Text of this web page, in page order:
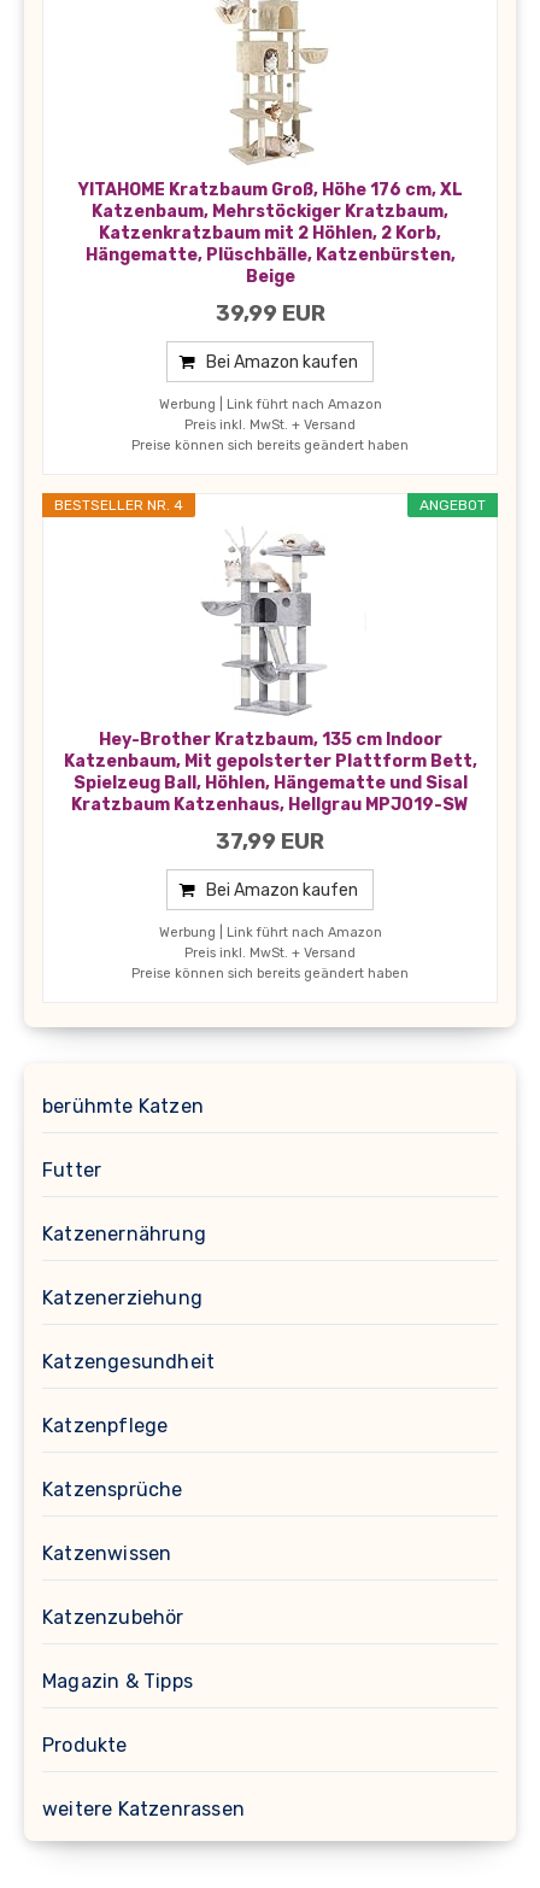
YITAHOME Kratzbaum Groß, Höhe 176 cm, XL
Katzenbaum, Mehrstöckiger Kratzbaum,
Katzenkratzbaum mit 2 Höhlen, 2 Korb,
Hängematte, Plüschbälle, Katzenbürsten,
Beige
39,99 EUR
Bei Amazon kaufen
Werbung | Link führt nach Amazon
Preis inkl. MwSt. + Versand
Preise können sich bereits geändert haben
ANGEBOT
BESTSELLER NR. 4
Hey-Brother Kratzbaum, 135 cm Indoor
Katzenbaum, Mit gepolsterter Plattform Bett,
Spielzeug Ball, Höhlen, Hängematte und Sisal
Kratzbaum Katzenhaus, Hellgrau MPJ019-SW
37,99 EUR
Bei Amazon kaufen
Werbung | Link führt nach Amazon
Preis inkl. MwSt. + Versand
Preise können sich bereits geändert haben
berühmte Katzen
Futter
Katzenernährung
Katzenerziehung
Katzengesundheit
Katzenpflege
Katzensprüche
Katzenwissen
Katzenzubehör
Magazin & Tipps
Produkte
weitere Katzenrassen